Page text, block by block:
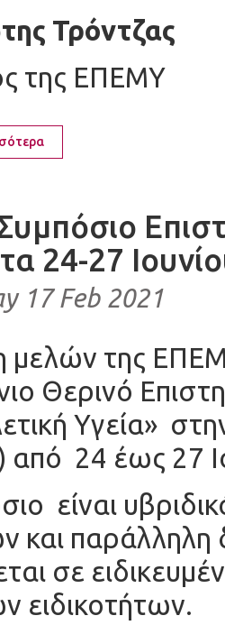
Τρόντζας
της ΕΠΕΜΥ
24-27
17 Feb 2021
της
Θερινό
Υγεία»
από 24 έως 27
είναι
και παράλληλη
σε
ειδικοτήτων.